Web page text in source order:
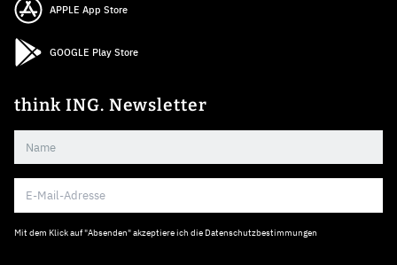
APPLE App Store
GOOGLE Play Store
think ING. Newsletter
Mit dem Klick auf "Absenden" akzeptiere ich die Datenschutzbestimmungen